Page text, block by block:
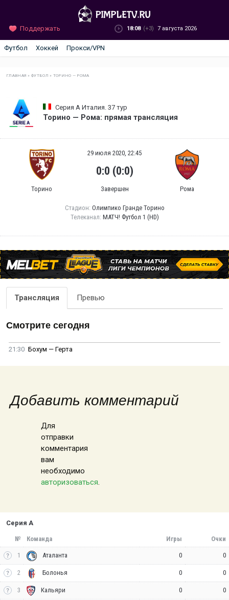
Поддержать 18:08 (+3) 7 августа 2026
Футбол Хоккей Прокси/VPN
ГЛАВНАЯ »ФУТБОЛ » ТОРИНО — РОМА
Серия А Италия. 37 тур
Торино — Рома: прямая трансляция
Торино
29 июля 2020, 22:45
0:0 (0:0)
Завершен Рома
Стадион: Олимпико Гранде Торино
Телеканал: МАТЧ! Футбол 1 (HD)
Трансляция Превью
Смотрите сегодня
21:30 Бохум — Герта
Добавить комментарий
Для
отправки
комментария
вам
необходимо
авторизоваться.
Серия А
№ Команда Игры Очки
1 Аталанта 0 0
2 Болонья 0 0
3 Кальяри 0 0